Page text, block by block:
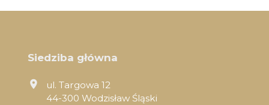
Siedziba główna
ul. Targowa 12
44-300 Wodzisław Śląski